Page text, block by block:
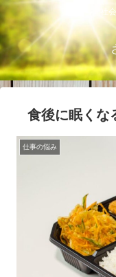
社
食後に眠くな
仕事の悩み